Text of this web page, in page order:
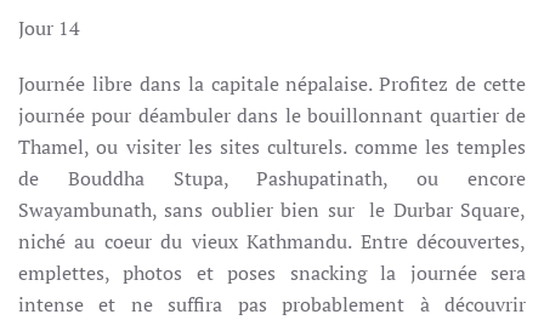
Jour 14
Journée libre dans la capitale népalaise. Profitez de cette
journée pour déambuler dans le bouillonnant quartier de
Thamel, ou visiter les sites culturels. comme les temples
de Bouddha Stupa, Pashupatinath, ou encore
Swayambunath, sans oublier bien sur le Durbar Square,
niché au coeur du vieux Kathmandu. Entre découvertes,
emplettes, photos et poses snacking la journée sera
intense et ne suffira pas probablement à découvrir